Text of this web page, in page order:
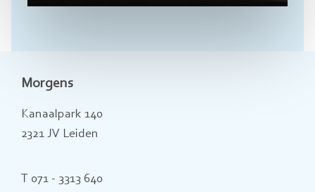
Morgens
Kanaalpark 140
2321 JV Leiden
T 071 - 3313 640